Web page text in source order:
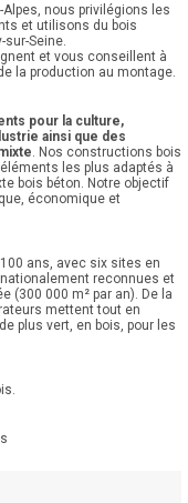
nous privilégions les
et utilisons du bois
Seine.
et vous conseillent à
la production au montage.
pour la culture,
ainsi que des
. Nos constructions bois
les plus adaptés à
bois béton. Notre objectif
économique et
ans, avec six sites en
reconnues et
(300 000 m² par an). De la
mettent tout en
plus vert, en bois, pour les